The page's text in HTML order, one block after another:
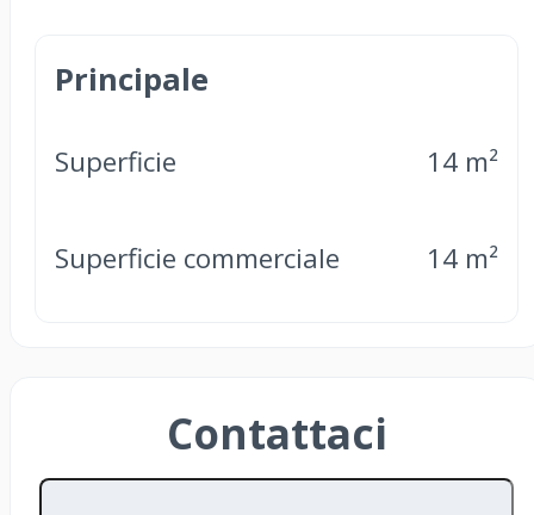
Principale
Superficie 14 m²
Superficie commerciale 14 m²
Contattaci